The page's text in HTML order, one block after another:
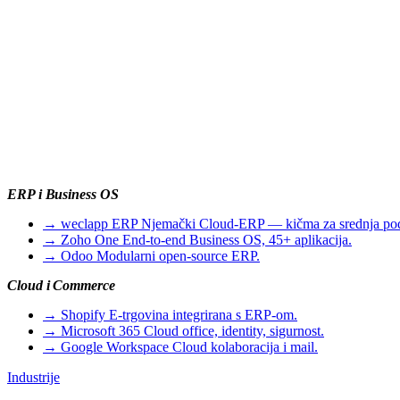
ERP i Business OS
→ weclapp ERP Njemački Cloud-ERP — kičma za srednja
→ Zoho One End-to-end Business OS, 45+ aplikacija.
→ Odoo Modularni open-source ERP.
Cloud i Commerce
→ Shopify E-trgovina integrirana s ERP-om.
→ Microsoft 365 Cloud office, identity, sigurnost.
→ Google Workspace Cloud kolaboracija i mail.
Industrije